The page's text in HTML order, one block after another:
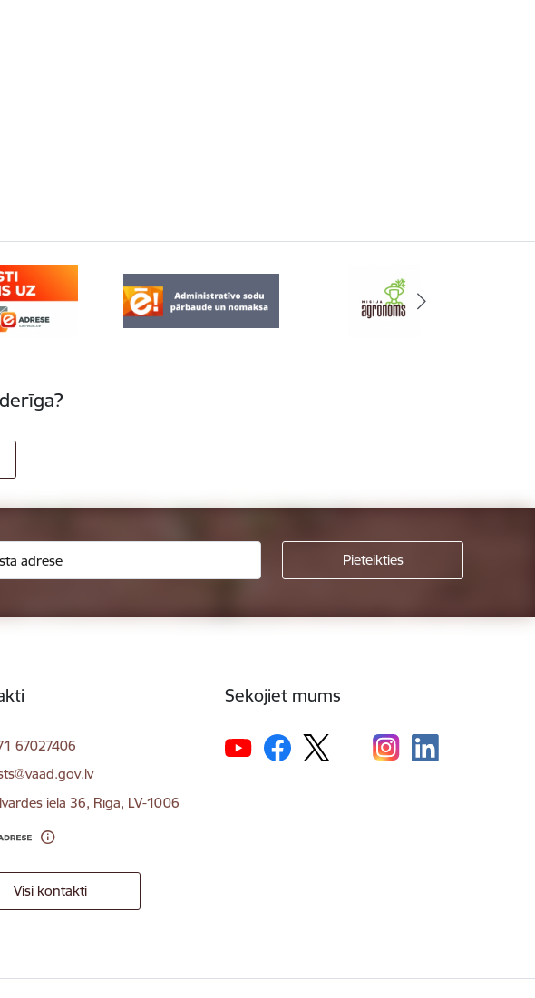
67027406
iela 36, Rīga, LV-1006
Visi kontakti
Sekojiet mums